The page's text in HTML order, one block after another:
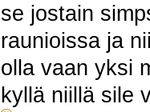
se jostain
raunioissa ja
olla vaan yksi
kyllä niillä sile